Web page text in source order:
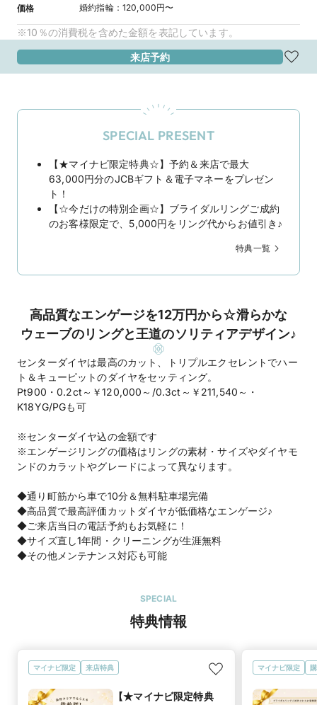
価格 婚約指輪： 120,000円〜
※10％の消費税を含めた金額を表記しています。
来店予約
SPECIAL PRESENT
【★マイナビ限定特典☆】予約＆来店で最大
63,000円分のJCBギフト＆電子マネーをプレゼン
ト！
【☆今だけの特別企画☆】ブライダルリングご成約
のお客様限定で、5,000円をリング代からお値引き♪
特典一覧
高品質なエンゲージを12万円から☆滑らかな
ウェーブのリングと王道のソリティアデザイン♪
センターダイヤは最高のカット、トリプルエクセレントでハー
ト＆キューピットのダイヤをセッティング。
Pt900・0.2ct～￥120,000～/0.3ct～￥211,540～・
K18YG/PGも可
※センターダイヤ込の金額です
※エンゲージリングの価格はリングの素材・サイズやダイヤモ
ンドのカラットやグレードによって異なります。
◆通り町筋から車で10分＆無料駐車場完備
◆高品質で最高評価カットダイヤが低価格なエンゲージ♪
◆ご来店当日の電話予約もお気軽に！
◆サイズ直し1年間・クリーニングが生涯無料
◆その他メンテナンス対応も可能
SPECIAL
特典情報
マイナビ限定 来店特典
【★マイナビ限定特典
マイナビ限定